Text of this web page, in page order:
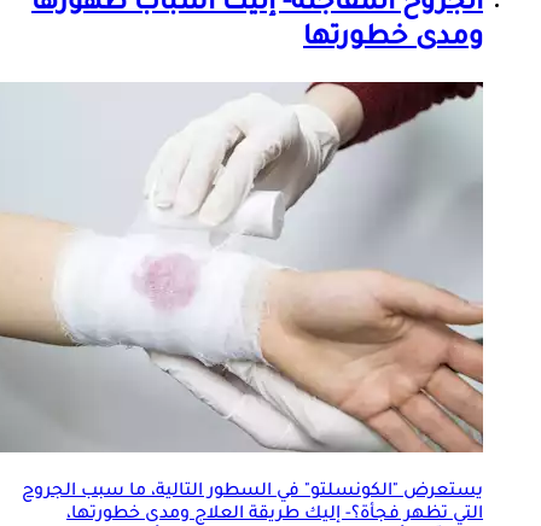
ومدى خطورتها
يستعرض "الكونسلتو" في السطور التالية، ما سبب الجروح
التي تظهر فجأة؟- إليك طريقة العلاج ومدى خطورتها،